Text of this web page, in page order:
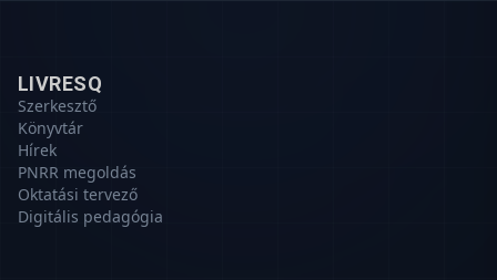
LIVRESQ
Szerkesztő
Könyvtár
Hírek
PNRR megoldás
Oktatási tervező
Digitális pedagógia